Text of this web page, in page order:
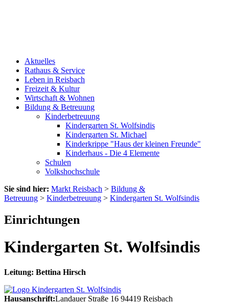
Aktuelles
Rathaus & Service
Leben in Reisbach
Freizeit & Kultur
Wirtschaft & Wohnen
Bildung & Betreuung
Kinderbetreuung
Kindergarten St. Wolfsindis
Kindergarten St. Michael
Kinderkrippe "Haus der kleinen Freunde"
Kinderhaus - Die 4 Elemente
Schulen
Volkshochschule
Sie sind hier: Markt Reisbach > Bildung &
Betreuung > Kinderbetreuung > Kindergarten St. Wolfsindis
Einrichtungen
Kindergarten St. Wolfsindis
Leitung: Bettina Hirsch
Hausanschrift:Landauer Straße 16 94419 Reisbach